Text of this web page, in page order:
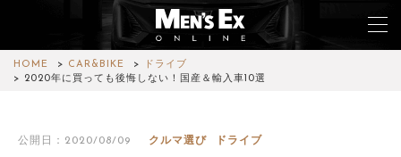
HOME CAR&BIKE
ドライブ
2020年に買っても後悔しない！国産＆輸入車10選
公開日：2020/08/09 クルマ選び ドライブ